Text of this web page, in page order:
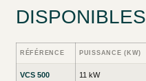
DISPONIBLES
RÉFÉRENCE PUISSANCE (KW)
VCS 500 11 kW